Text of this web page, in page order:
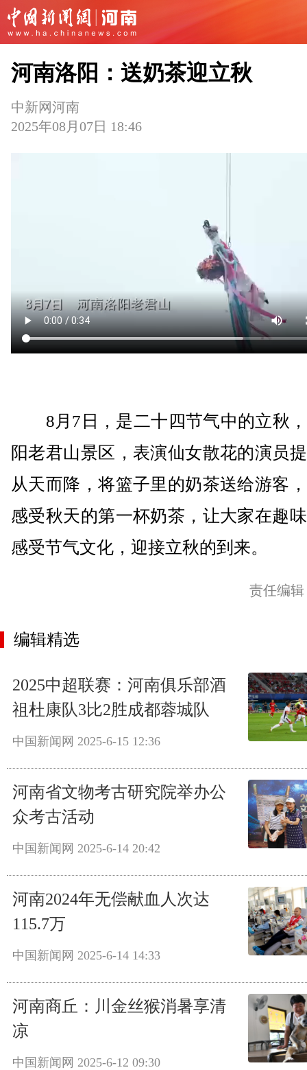
河南洛阳：送奶茶迎立秋
中新网河南
2025年08月07日 18:46
8月7日，是二十四节气中的立秋
阳老君山景区，表演仙女散花的演员
从天而降，将篮子里的奶茶送给游客
感受秋天的第一杯奶茶，让大家在趣
感受节气文化，迎接立秋的到来。
责任编
编辑精选
2025中超联赛：河南俱乐部酒
祖杜康队3比2胜成都蓉城队
中国新闻网 2025-6-15 12:36
河南省文物考古研究院举办公
众考古活动
中国新闻网 2025-6-14 20:42
河南2024年无偿献血人次达
115.7万
中国新闻网 2025-6-14 14:33
河南商丘：川金丝猴消暑享清
凉
中国新闻网 2025-6-12 09:30